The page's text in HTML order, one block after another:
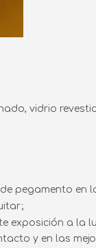
vidrio
pegamento en
exposición a la
y en las